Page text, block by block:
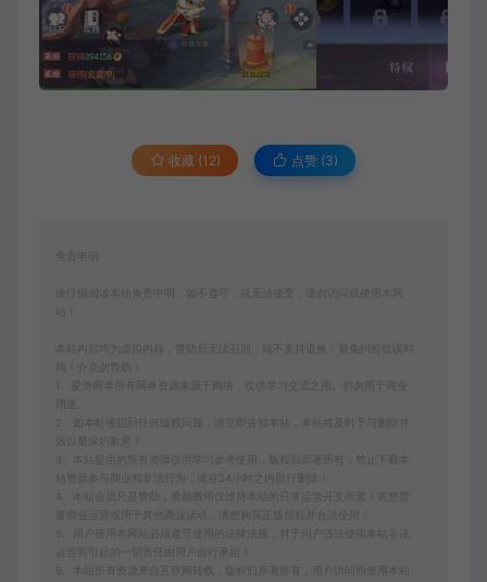
收藏 (12) 点赞 (3)
免责申明
请仔细阅读本站免责申明，如不遵守，或无法接受，请勿访问或使用本网
本站内容均为虚拟内容，赞助后无法召回，顾不支持退换！避免纠纷耽误时
间！介意勿赞助！
1、爱游网单所有网单资源来源于网络，仅供学习交流之用。切勿用于商业
2、如本帖侵犯到任何版权问题，请立即告知本站，本站将及时予与删除并
致以最深的歉意！
3、本站提供的所有资源仅供学习参考使用，版权归原著所有，禁止下载本
站资源参与商业和非法行为，请在24小时之内自行删除！
4、本站会员只是赞助，赞助费用仅维持本站的日常运营开支所需！若您需
要商业运营或用于其他商业活动，请您购买正版授权并合法使用！
5、用户使用本网站必须遵守使用的法律法规，对于用户违法使用本站非法
6、本站所有资源来自互联网转载，版权归原著所有，用户访问和使用本站